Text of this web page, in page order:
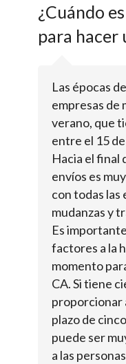
¿Cuándo
para hacer
Las épocas
empresas de
verano, que
entre el 15
Hacia el final
envíos es
con todas las
mudanzas y
Es
factores a la
momento
CA. Si tiene
proporcionar
plazo de
puede ser
a las